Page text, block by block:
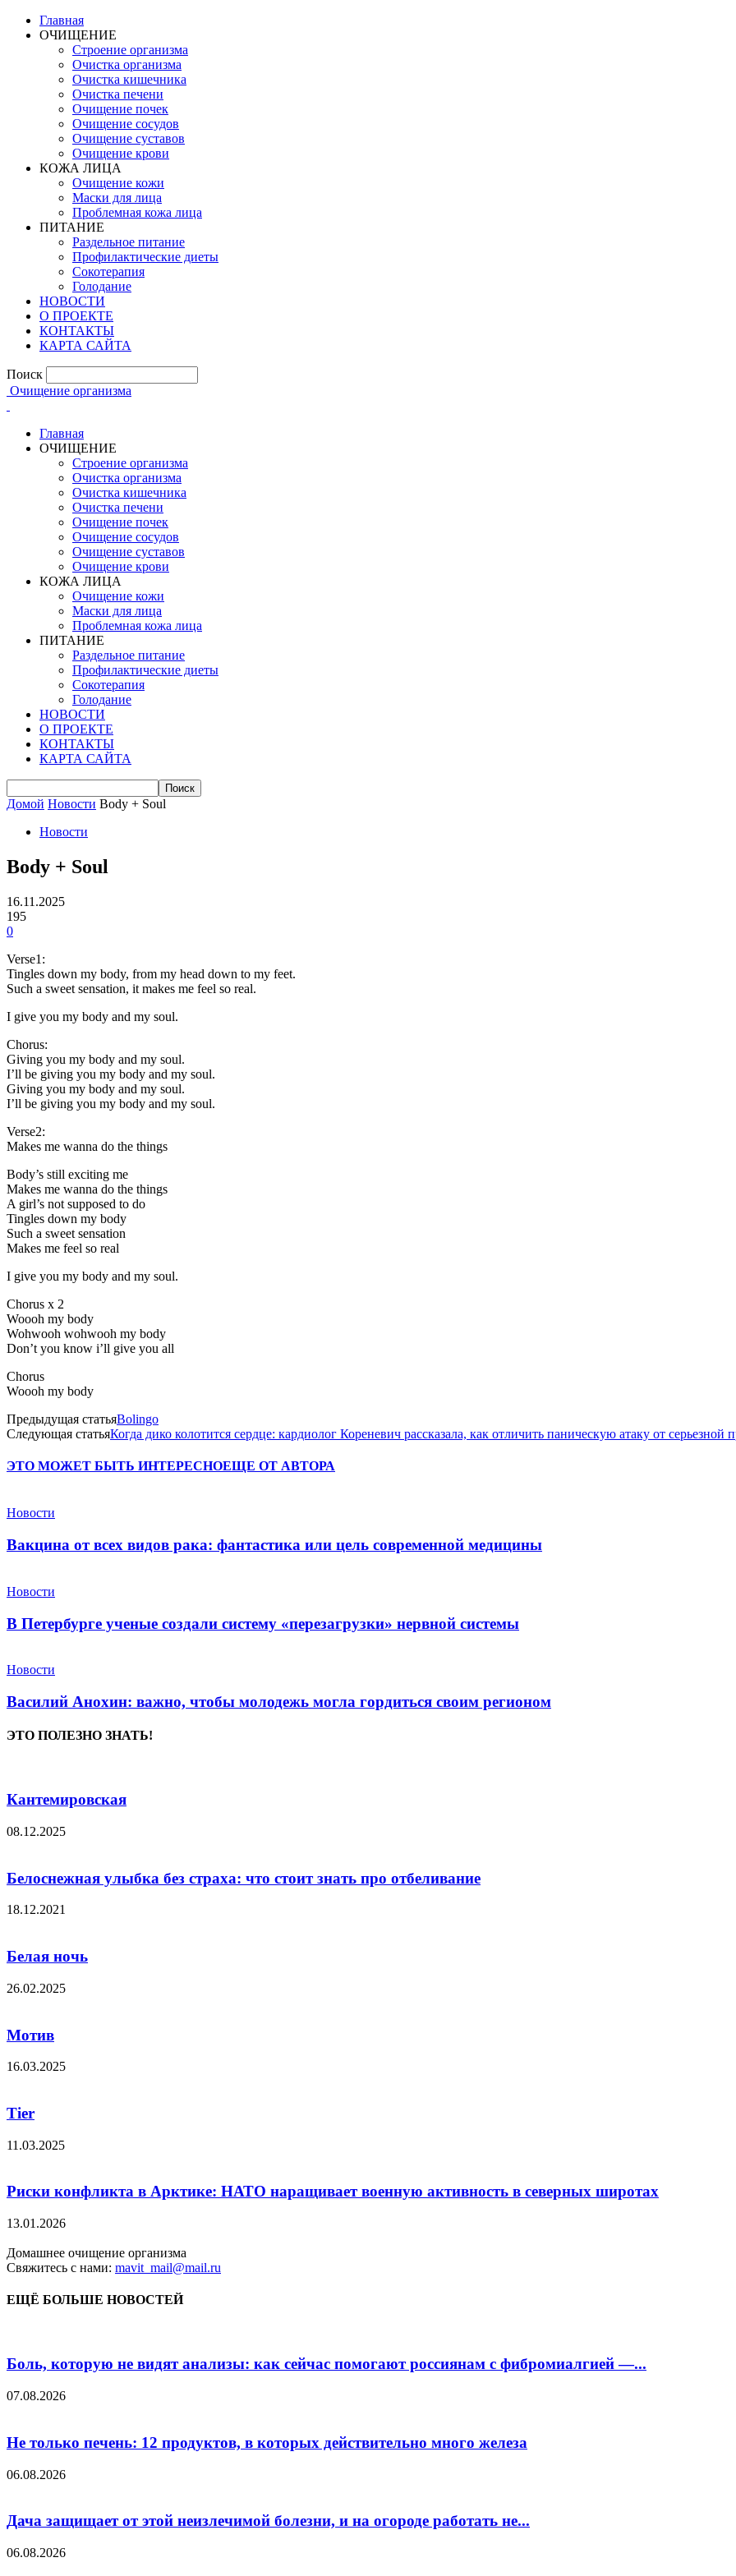
Главная
ОЧИЩЕНИЕ
Строение организма
Очистка организма
Очистка кишечника
Очистка печени
Очищение почек
Очищение сосудов
Очищение суставов
Очищение крови
КОЖА ЛИЦА
Очищение кожи
Маски для лица
Проблемная кожа лица
ПИТАНИЕ
Раздельное питание
Профилактические диеты
Сокотерапия
Голодание
НОВОСТИ
О ПРОЕКТЕ
КОНТАКТЫ
КАРТА САЙТА
Поиск
Очищение организма
Главная
ОЧИЩЕНИЕ
Строение организма
Очистка организма
Очистка кишечника
Очистка печени
Очищение почек
Очищение сосудов
Очищение суставов
Очищение крови
КОЖА ЛИЦА
Очищение кожи
Маски для лица
Проблемная кожа лица
ПИТАНИЕ
Раздельное питание
Профилактические диеты
Сокотерапия
Голодание
НОВОСТИ
О ПРОЕКТЕ
КОНТАКТЫ
КАРТА САЙТА
Домой Новости Body + Soul
Новости
Body + Soul
16.11.2025
195
0
Verse1:
Tingles down my body, from my head down to my feet.
Such a sweet sensation, it makes me feel so real.
I give you my body and my soul.
Chorus:
Giving you my body and my soul.
I’ll be giving you my body and my soul.
Giving you my body and my soul.
I’ll be giving you my body and my soul.
Verse2:
Makes me wanna do the things
Body’s still exciting me
Makes me wanna do the things
A girl’s not supposed to do
Tingles down my body
Such a sweet sensation
Makes me feel so real
I give you my body and my soul.
Chorus x 2
Woooh my body
Wohwooh wohwooh my body
Don’t you know i’ll give you all
Chorus
Woooh my body
Предыдущая статьяBolingo
Следующая статьяКогда дико колотится сердце: кардиолог Кореневич рассказала, как отличить паническую атаку от серьезной
ЭТО МОЖЕТ БЫТЬ ИНТЕРЕСНОЕЩЕ ОТ АВТОРА
Новости
Вакцина от всех видов рака: фантастика или цель современной медицины
Новости
В Петербурге ученые создали систему «перезагрузки» нервной системы
Новости
Василий Анохин: важно, чтобы молодежь могла гордиться своим регионом
ЭТО ПОЛЕЗНО ЗНАТЬ!
Кантемировская
08.12.2025
Белоснежная улыбка без страха: что стоит знать про отбеливание
18.12.2021
Белая ночь
26.02.2025
Мотив
16.03.2025
Tier
11.03.2025
Риски конфликта в Арктике: НАТО наращивает военную активность в северных широтах
13.01.2026
Домашнее очищение организма
Свяжитесь с нами: mavit_mail@mail.ru
ЕЩЁ БОЛЬШЕ НОВОСТЕЙ
Боль, которую не видят анализы: как сейчас помогают россиянам с фибромиалгией —...
07.08.2026
Не только печень: 12 продуктов, в которых действительно много железа
06.08.2026
Дача защищает от этой неизлечимой болезни, и на огороде работать не...
06.08.2026